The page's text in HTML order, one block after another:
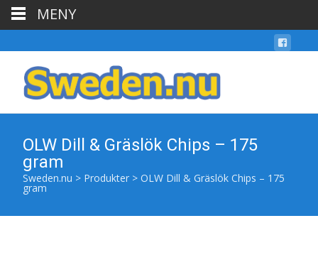
OLW Dill & Gräslök Chips – 175
gram
Sweden.nu > Produkter > OLW Dill & Gräslök Chips – 175
gram
MENY